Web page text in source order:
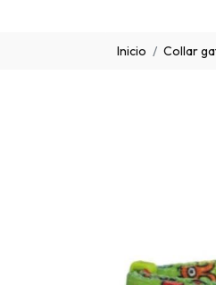
Inicio Collar